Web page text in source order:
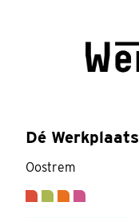
Dé Werkplaats
Oostrem